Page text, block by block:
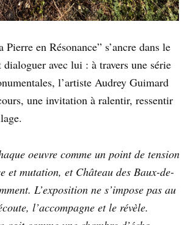
Pierre en Résonance” s’ancre dans le
avec lui : à travers une série
l’artiste Audrey Guimard
une invitation à ralentir, ressentir
oeuvre comme un point de tension
et mutation, et Château des Baux-de-
L’exposition ne s’impose pas au
l’accompagne et le révèle.